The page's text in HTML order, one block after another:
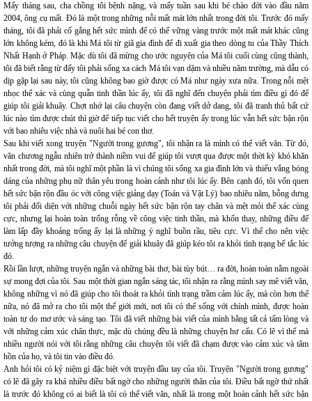
Mấy tháng sau, cha chồng tôi bệnh nặng, và mấy tuần sau khi bé chào đời vào đầu năm
2004, ông cụ mất. Đó là một trong những nỗi mất mát lớn nhất trong đời tôi. Trước đó mấy
tháng, tôi đã phải cố gắng hết sức mình để có thể vững vàng trước một mất mát khác cũng
lớn không kém, đó là khi Má tôi từ giã gia đình để đi xuất gia theo dòng tu của Thầy Thích
Nhất Hạnh ở Pháp. Mặc dù tôi đã mừng cho ước nguyện của Má tôi cuối cùng cũng thành,
tôi đã biết rằng từ đấy tôi phải sống xa cách Má tôi vạn dặm và nhiều năm trường, mà dẫu có
dịp gặp lại sau này, tôi cũng không bao giờ được có Má như ngày xưa nữa. Trong nỗi mệt
nhọc thể xác và cùng quẫn tinh thần lúc ấy, tôi đã nghĩ đến chuyện phải tìm điều gì đó để
giúp tôi giải khuây. Chợt nhớ lại câu chuyện còn đang viết dở dang, tôi đã tranh thủ bất cứ
lúc nào tìm được chút thì giờ để tiếp tục viết cho hết truyện ấy trong lúc vẫn hết sức bận rộn
với bao nhiêu việc nhà và nuôi hai bé con thơ.
Sau khi viết xong truyện "Người trong gương", tôi nhận ra là mình có thể viết văn. Từ đó,
văn chương ngẫu nhiên trở thành niềm vui để giúp tôi vượt qua được một thời kỳ khó khăn
nhất trong đời, mà tôi nghĩ một phần là vì chúng tôi sống xa gia đình lớn và thiếu vắng bóng
dáng của những phụ nữ thân yêu trong hoàn cảnh như tôi lúc ấy. Bên cạnh đó, tôi vốn quen
hết sức bận rộn đầu óc với công việc giảng dạy (Toán và Vật Lý) bao nhiêu năm, bỗng dưng
tôi phải đối diện với những chuỗi ngày hết sức bận rộn tay chân và mệt mỏi thể xác cùng
cực, nhưng lại hoàn toàn trống rỗng về công việc tinh thần, mà khốn thay, những điều để
làm lấp đầy khoảng trống ấy lại là những ý nghĩ buồn rầu, tiêu cực. Vì thế cho nên việc
tưởng tượng ra những câu chuyện để giải khuây đã giúp kéo tôi ra khỏi tình trạng bế tắc lúc
đó.
Rồi lần lượt, những truyện ngắn và những bài thơ, bài tùy bút… ra đời, hoàn toàn nằm ngoài
sự mong đợi của tôi. Sau một thời gian ngắn sáng tác, tôi nhận ra rằng mình say mê viết văn,
không những vì nó đã giúp cho tôi thoát ra khỏi tình trạng trầm cảm lúc ấy, mà còn hơn thế
nữa, nó đã mở ra cho tôi một thế giới mới, nơi tôi có thể sống với chính mình, được hoàn
toàn tự do mơ ước và sáng tạo. Tôi đã viết những bài viết của mình bằng tất cả tấm lòng và
với những cảm xúc chân thực, mặc dù chúng đều là những chuyện hư cấu. Có lẽ vì thế mà
nhiều người nói với tôi rằng những câu chuyện tôi viết đã chạm được vào cảm xúc và tâm
hồn của họ, và tôi tin vào điều đó.
Anh hỏi tôi có kỷ niệm gì đặc biệt với truyện đầu tay của tôi. Truyện "Người trong gương"
có lẽ đã gây ra khá nhiều điều bất ngờ cho những người thân của tôi. Điều bất ngờ thứ nhất
là trước đó không có ai biết là tôi có thể viết văn, nhất là trong một hoàn cảnh hết sức bận